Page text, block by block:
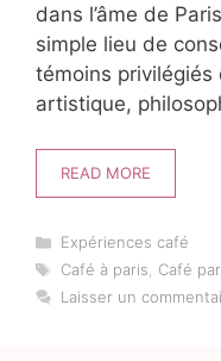
dans l’âme de
simple lieu de
témoins privilégiés
artistique,
READ MORE
Catégories
Expériences café
Étiquettes
Café à paris, Café
Laisser un